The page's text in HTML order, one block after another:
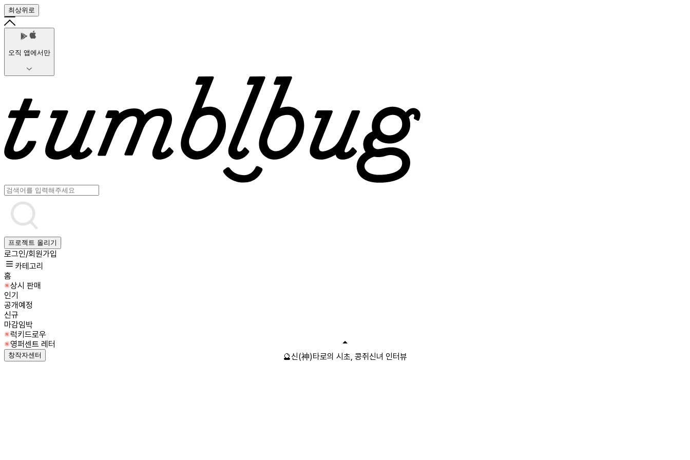
최상위로
오직 앱에서만
프로젝트 올리기
로그인/회원가입
카테고리
홈
상시 판매
인기
공개예정
신규
마감임박
럭키드로우
영퍼센트 레터
창작자센터 🔮신(神)타로의 시초, 콩쥐신녀 인터뷰